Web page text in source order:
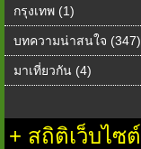
กรุงเทพ (1)
บทความน่าสนใจ (347)
มาเที่ยวกัน (4)
+ สถิติเว็บไซต์